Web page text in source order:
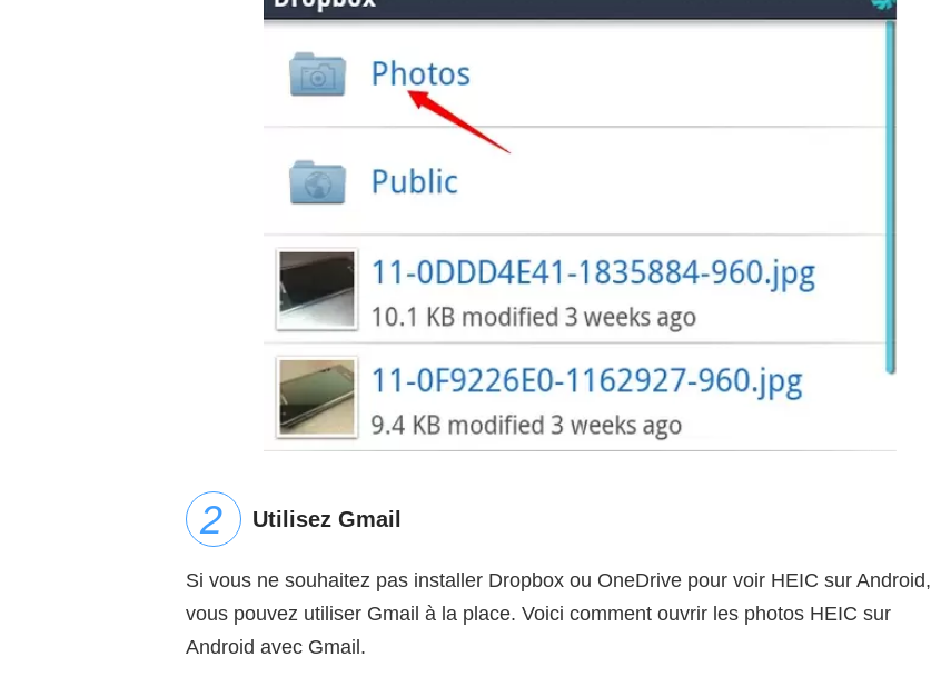
Utilisez Gmail
Si vous ne souhaitez pas installer Dropbox ou OneDrive pour voir HEIC sur Android,
vous pouvez utiliser Gmail à la place. Voici comment ouvrir les photos HEIC sur
Android avec Gmail.